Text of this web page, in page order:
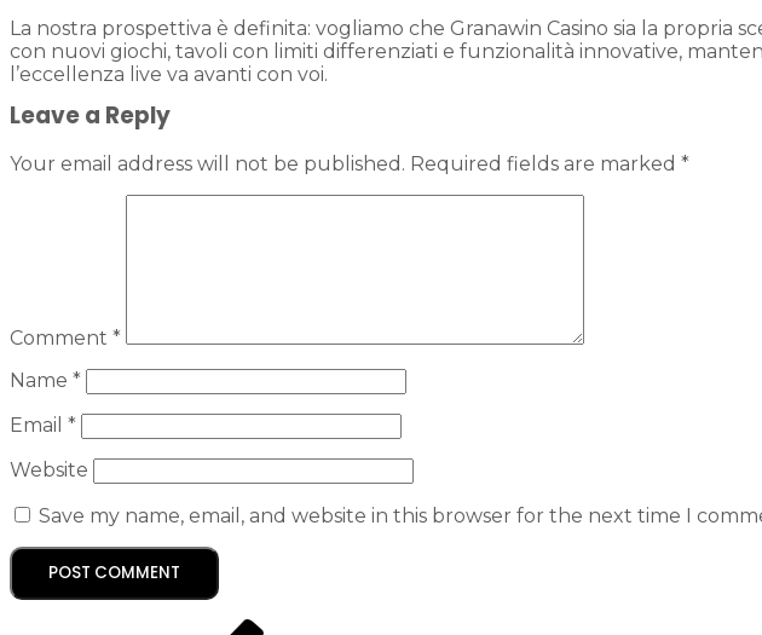
La nostra prospettiva è definita: vogliamo che Granawin Casino sia la
con nuovi giochi, tavoli con limiti differenziati e funzionalità innovative,
l’eccellenza live va avanti con voi.
Leave a Reply
Your email address will not be published. Required fields are marked *
Comment *
Name *
Email *
Website
Save my name, email, and website in this browser for the next time I